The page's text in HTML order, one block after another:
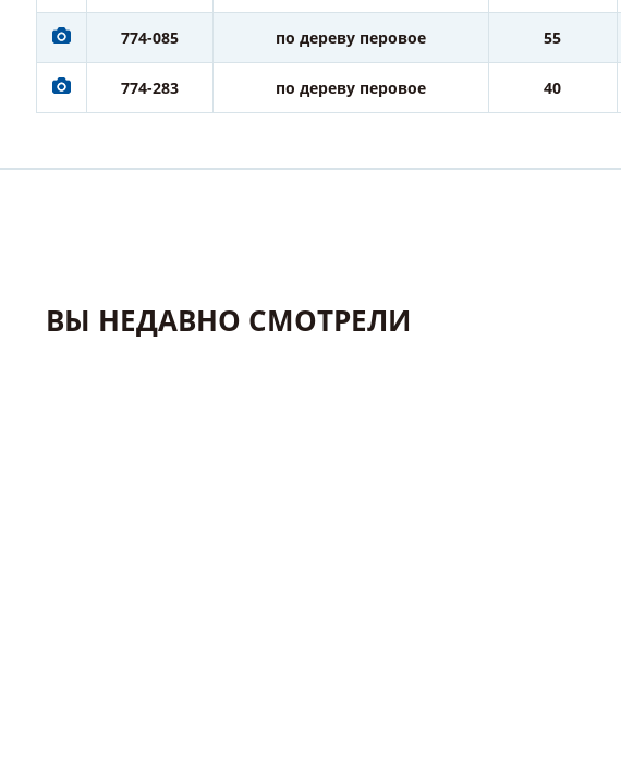
774-085 по дереву перовое 55
774-283 по дереву перовое 40
ВЫ НЕДАВНО СМОТРЕЛИ